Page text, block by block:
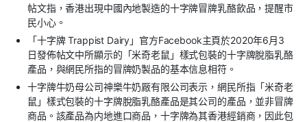
帖文指，香港出現中國內地製造的十字牌冒牌乳酪飲品，提醒市
民小心。
「十字牌 Trappist Dairy」官方Facebook主頁於2020年6月3
日發佈帖文中所顯示的「米奇老鼠」樣式包裝的十字牌脫脂乳酪
產品，與網民所指的冒牌奶製品的基本信息相符。
十字牌牛奶母公司神樂牛奶厰有限公司表示，網民所指「米奇老
鼠」樣式包裝的十字牌脫脂乳酪產品是其公司的產品，並非冒牌
商品。該產品為内地進口商品，十字牌為其香港經銷商，因此包